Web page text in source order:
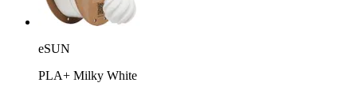
eSUN
PLA+ Milky White